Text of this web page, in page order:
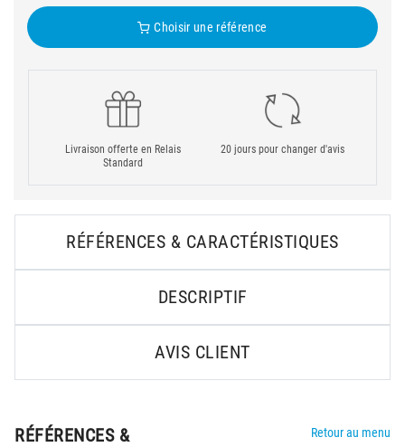
Choisir une référence
Livraison offerte en Relais
Standard
20 jours pour changer d'avis
RÉFÉRENCES & CARACTÉRISTIQUES
DESCRIPTIF
AVIS CLIENT
RÉFÉRENCES &
Retour au menu